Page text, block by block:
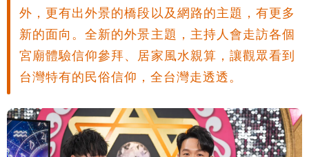
外，更有出外景的橋段以及網路的主題，有更多
新的面向。全新的外景主題，主持人會走訪各個
宮廟體驗信仰參拜、居家風水親算，讓觀眾看到
台灣特有的民俗信仰，全台灣走透透。